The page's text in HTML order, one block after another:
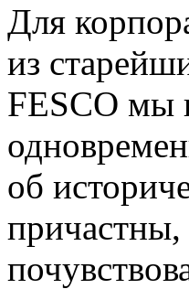
Для
из
FESCO мы
об
причастны,